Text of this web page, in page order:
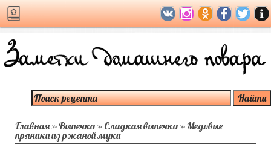
Главная»Выпечка» Сладкая выпечка»Медовые
пряники из ржаной муки